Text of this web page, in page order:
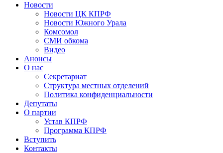
Новости
Новости ЦК КПРФ
Новости Южного Урала
Комсомол
СМИ обкома
Видео
Анонсы
О нас
Секретариат
Структура местных отделений
Политика конфиденциальности
Депутаты
О партии
Устав КПРФ
Программа КПРФ
Вступить
Контакты